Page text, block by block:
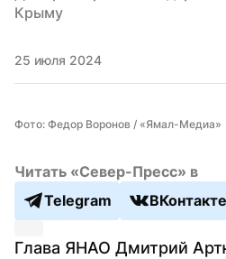
Крыму
25 июля 2024
Фото: Федор Воронов / «Ямал-Медиа»
Читать «Север-Пресс» в
Telegram
ВКонтакте
Глава ЯНАО Дмитрий